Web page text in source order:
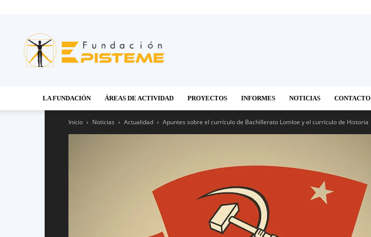
Episteme
LA FUNDACIÓN ÁREAS DE ACTIVIDAD PROYECTOS INFORMES NOTICIAS CONTACTO
Inicio Noticias Actualidad Apuntes sobre el currículo de Bachillerato Lomloe y el currículo de Historia